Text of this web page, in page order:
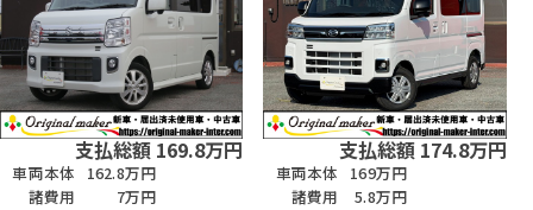
支払総額 169.8万円
車両本体
162.8万円
諸費用
7万円
支払総額 174.8万円
車両本体
169万円
諸費用
5.8万円